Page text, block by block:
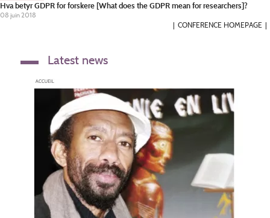
Hva betyr GDPR for forskere [What does the GDPR mean for researchers]?
08 juin 2018
CONFERENCE HOMEPAGE
Latest news